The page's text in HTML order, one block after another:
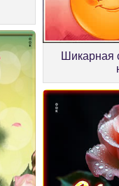
Шикарная